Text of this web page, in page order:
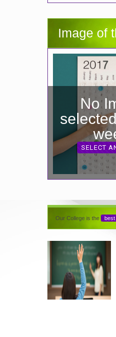
Image of
No
SELECT
Our College is the best